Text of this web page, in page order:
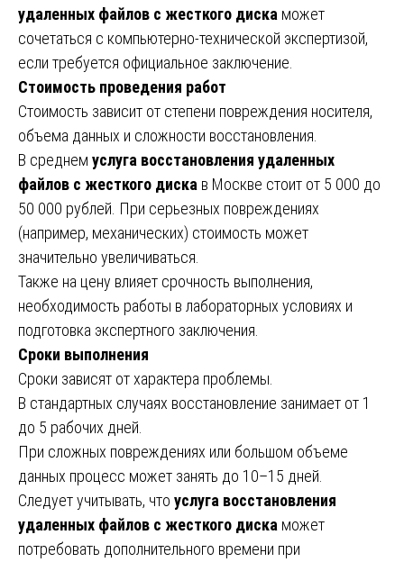
удаленных файлов с жесткого диска может
сочетаться с компьютерно-технической экспертизой,
если требуется официальное заключение.
Стоимость проведения работ
Стоимость зависит от степени повреждения носителя,
объема данных и сложности восстановления.
В среднем услуга восстановления удаленных
файлов с жесткого диска в Москве стоит от 5 000 до
50 000 рублей. При серьезных повреждениях
(например, механических) стоимость может
значительно увеличиваться.
Также на цену влияет срочность выполнения,
необходимость работы в лабораторных условиях и
подготовка экспертного заключения.
Сроки выполнения
Сроки зависят от характера проблемы.
В стандартных случаях восстановление занимает от 1
до 5 рабочих дней.
При сложных повреждениях или большом объеме
данных процесс может занять до 10–15 дней.
Следует учитывать, что услуга восстановления
удаленных файлов с жесткого диска может
потребовать дополнительного времени при